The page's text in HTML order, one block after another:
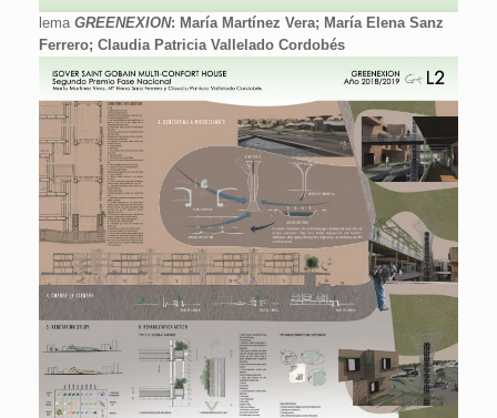
lema GREENEXION: María Martínez Vera; María Elena Sanz
Ferrero; Claudia Patricia Vallelado Cordobés